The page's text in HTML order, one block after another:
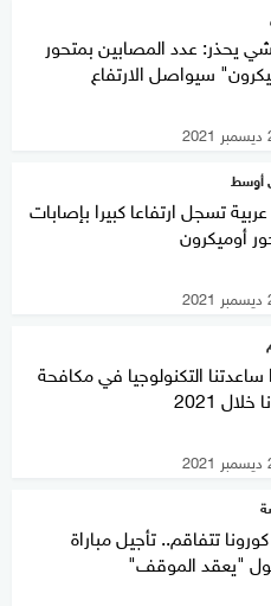
يحذر: عدد المصابين بمتحور
سيواصل الارتفاع
أوسط
تسجل ارتفاعا كبيرا بإصابات
أوميكرون
التكنولوجيا في مكافحة
2021
تتفاقم.. تأجيل مباراة
"يعقد الموقف"